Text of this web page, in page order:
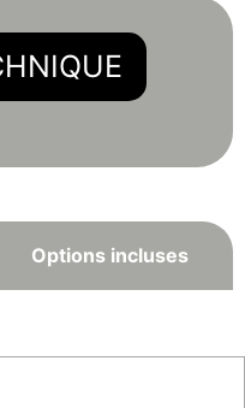
Options incluses